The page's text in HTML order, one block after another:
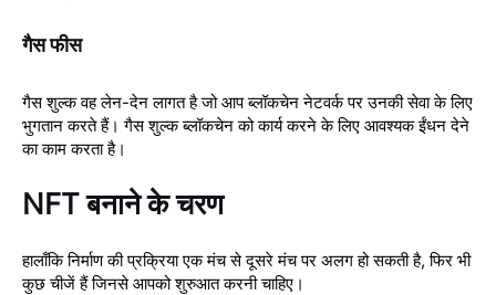
गैस फीस
गैस शुल्क वह लेन-देन लागत है जो आप ब्लॉकचेन नेटवर्क पर उनकी सेवा के लिए
भुगतान करते हैं। गैस शुल्क ब्लॉकचेन को कार्य करने के लिए आवश्यक ईंधन देने
का काम करता है।
NFT बनाने के चरण
हालाँकि निर्माण की प्रक्रिया एक मंच से दूसरे मंच पर अलग हो सकती है, फिर भी
कुछ चीजें हैं जिनसे आपको शुरुआत करनी चाहिए।